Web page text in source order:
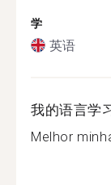
学
英语
我的语言学
Melhor